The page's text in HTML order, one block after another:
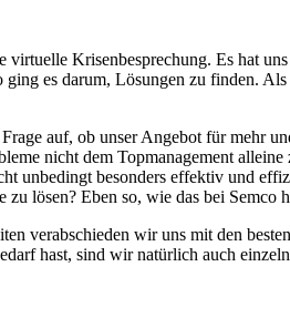
virtuelle Krisenbesprechung. Es hat
es darum, Lösungen zu finden. Als
auf, ob unser Angebot für mehr
nicht dem Topmanagement
unbedingt besonders effektiv und
zu lösen? Eben so, wie das bei Semco
verabschieden wir uns mit den
hast, sind wir natürlich auch